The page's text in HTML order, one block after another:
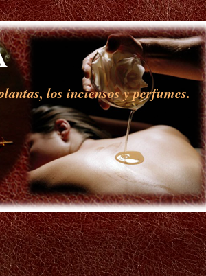
los inciensos y perfumes.